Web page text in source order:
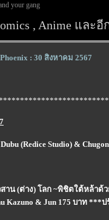
your gang
, Anime และ
: 30 สิงหาคม 2567
(Redice Studio) &
าน (ต่าง) โลก ~พิชิตใต้หล้าด้
Kazuno & Jun 175 บาท